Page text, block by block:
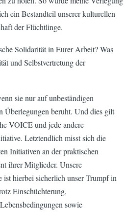
ein Bestandteil unserer kulturellen
der Flüchtlinge.
Solidarität in Eurer Arbeit? Was
und Selbstvertretung der
sie nur auf unbeständigen
Überlegungen beruht. Und dies gilt
VOICE und jede andere
Letztendlich misst sich die
Initiativen an der praktischen
ihrer Mitglieder. Unsere
ist hierbei sicherlich unser Trumpf in
Einschüchterung,
sowie